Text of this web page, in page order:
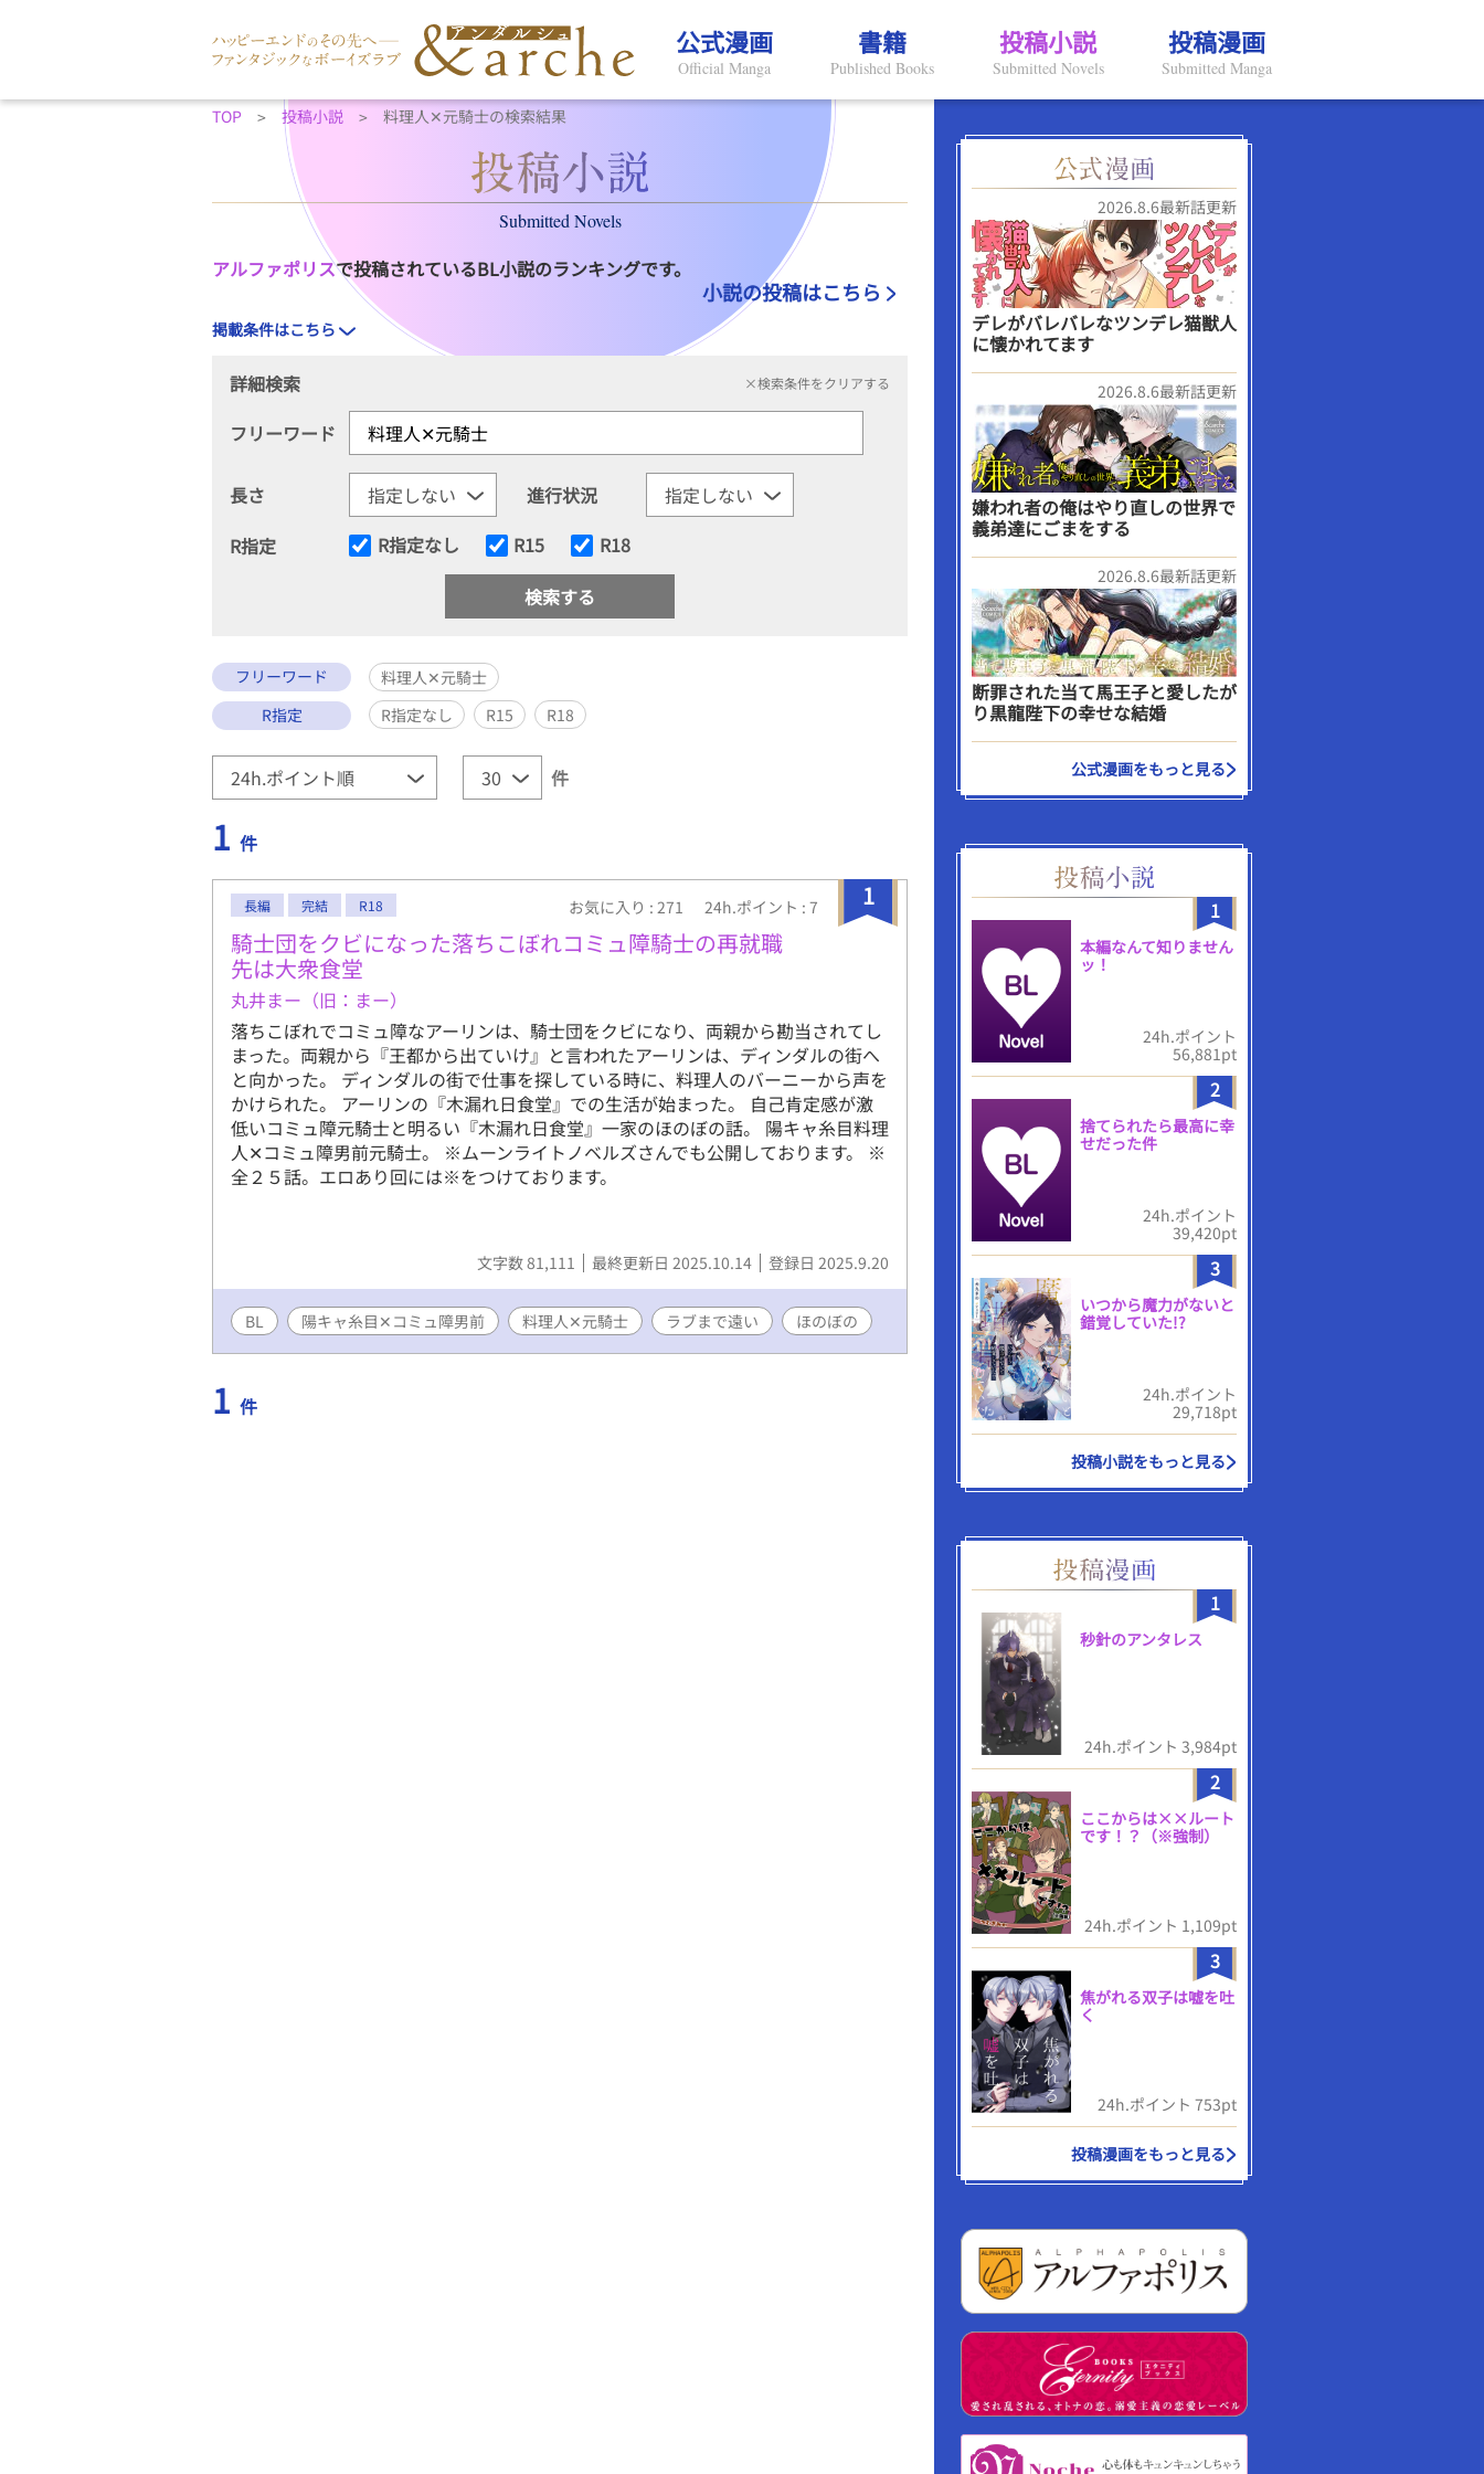
公式漫画
Official Manga
書籍
Published Books
投稿小説
Submitted Novels
投稿漫画
Submitted Manga
TOP 投稿小説 料理人✕元騎士の検索結果
Submitted Novels
アルファポリスで投稿されているBL小説のランキングです。
小説の投稿はこちら
掲載条件はこちら
詳細検索 ×検索条件をクリアする
フリーワード
長さ
進行状況
R指定
R指定なし R15 R18
フリーワード
料理人✕元騎士
R指定
R指定なし R15 R18
件
1 件
1
長編 完結 R18 お気に入り : 271 24h.ポイント : 7
騎士団をクビになった落ちこぼれコミュ障騎士の再就職
先は大衆食堂
丸井まー（旧：まー）
落ちこぼれでコミュ障なアーリンは、騎士団をクビになり、両親から勘当されてし
まった。両親から『王都から出ていけ』と言われたアーリンは、ディンダルの街へ
と向かった。 ディンダルの街で仕事を探している時に、料理人のバーニーから声を
かけられた。 アーリンの『木漏れ日食堂』での生活が始まった。 自己肯定感が激
低いコミュ障元騎士と明るい『木漏れ日食堂』一家のほのぼの話。 陽キャ糸目料理
人✕コミュ障男前元騎士。 ※ムーンライトノベルズさんでも公開しております。 ※
全２５話。エロあり回には※をつけております。
文字数 81,111 最終更新日 2025.10.14 登録日 2025.9.20
BL 陽キャ糸目✕コミュ障男前 料理人✕元騎士 ラブまで遠い ほのぼの
1 件
2026.8.6最新話更新
デレがバレバレなツンデレ猫獣人
に懐かれてます
2026.8.6最新話更新
嫌われ者の俺はやり直しの世界で
義弟達にごまをする
2026.8.6最新話更新
断罪された当て馬王子と愛したが
り黒龍陛下の幸せな結婚
公式漫画をもっと見る
1
本編なんて知りません
ッ！
24h.ポイント
56,881pt
2
捨てられたら最高に幸
せだった件
24h.ポイント
39,420pt
3
いつから魔力がないと
錯覚していた!?
24h.ポイント
29,718pt
投稿小説をもっと見る
1
秒針のアンタレス
24h.ポイント 3,984pt
2
ここからは××ルート
です！？（※強制）
24h.ポイント 1,109pt
3
焦がれる双子は嘘を吐
く
24h.ポイント 753pt
投稿漫画をもっと見る